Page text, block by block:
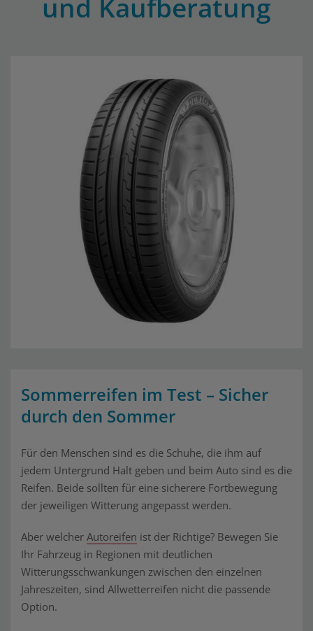
und Kaufberatung
Sommerreifen im Test – Sicher
durch den Sommer
Für den Menschen sind es die Schuhe, die ihm auf
jedem Untergrund Halt geben und beim Auto sind es die
Reifen. Beide sollten für eine sicherere Fortbewegung
der jeweiligen Witterung angepasst werden.
Aber welcher Autoreifen ist der Richtige? Bewegen Sie
Ihr Fahrzeug in Regionen mit deutlichen
Witterungsschwankungen zwischen den einzelnen
Jahreszeiten, sind Allwetterreifen nicht die passende
Option.